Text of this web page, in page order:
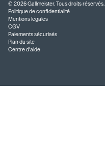
© 2026Gallmeister. Tous droits réservés.
Politique de confidentialité
Mentions légales
CGV
Paiements sécurisés
Plan du site
Centre d'aide